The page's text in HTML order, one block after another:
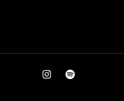
instagram